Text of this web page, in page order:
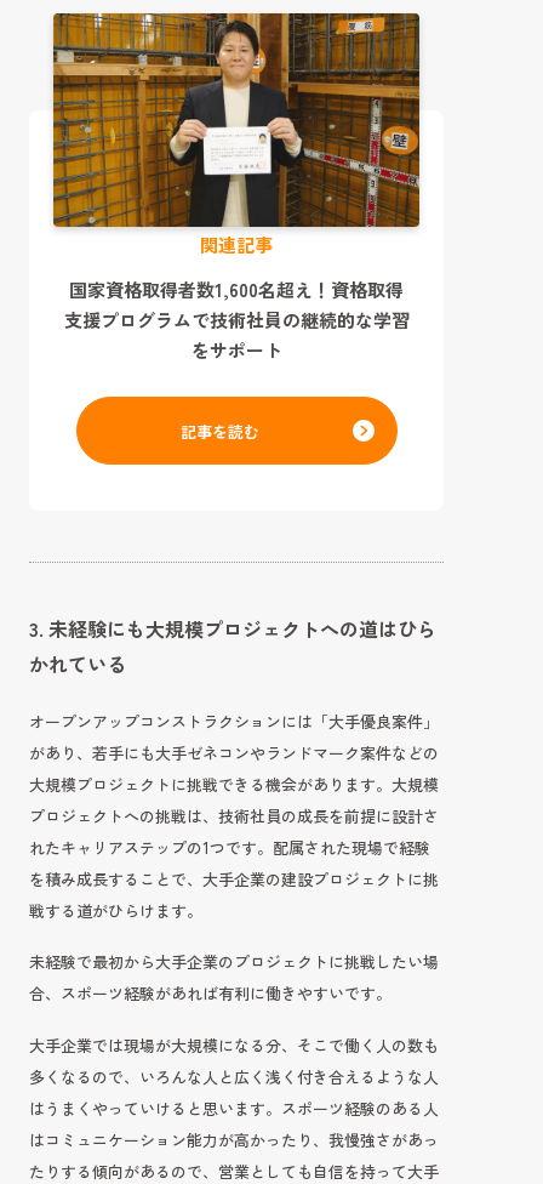
関連記事
国家資格取得者数1,600名超え！資格取得
支援プログラムで技術社員の継続的な学習
をサポート
記事を読む
3. 未経験にも大規模プロジェクトへの道はひら
かれている
オープンアップコンストラクションには「大手優良案件」
があり、若手にも大手ゼネコンやランドマーク案件などの
大規模プロジェクトに挑戦できる機会があります。大規模
プロジェクトへの挑戦は、技術社員の成長を前提に設計さ
れたキャリアステップの1つです。配属された現場で経験
を積み成長することで、大手企業の建設プロジェクトに挑
戦する道がひらけます。
未経験で最初から大手企業のプロジェクトに挑戦したい場
合、スポーツ経験があれば有利に働きやすいです。
大手企業では現場が大規模になる分、そこで働く人の数も
多くなるので、いろんな人と広く浅く付き合えるような人
はうまくやっていけると思います。スポーツ経験のある人
はコミュニケーション能力が高かったり、我慢強さがあっ
たりする傾向があるので、営業としても自信を持って大手